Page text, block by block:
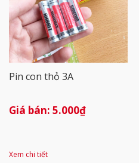
Pin con thỏ 3A
5.000₫
Xem chi tiết